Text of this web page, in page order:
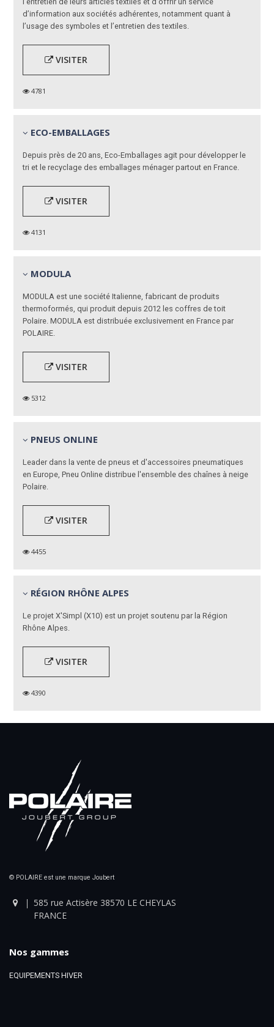
d’information aux sociétés adhérentes, notamment quant à
l’usage des symboles et l’entretien des textiles.
VISITER
4781
ECO-EMBALLAGES
Depuis près de 20 ans, Eco-Emballages agit pour développer le
tri et le recyclage des emballages ménager partout en France.
VISITER
4131
MODULA
MODULA est une société Italienne, fabricant de produits
thermoformés, qui produit depuis 2012 les coffres de toit
Polaire. MODULA est distribuée exclusivement en France par
POLAIRE.
VISITER
5312
PNEUS ONLINE
Leader dans la vente de pneus et d'accessoires pneumatiques
en Europe, Pneu Online distribue l'ensemble des chaînes à neige
Polaire.
VISITER
4455
RÉGION RHÔNE ALPES
Le projet X'Simpl (X10) est un projet soutenu par la Région
Rhône Alpes.
VISITER
4390
© POLAIRE est une marque Joubert
585 rue Actisère 38570 LE CHEYLAS
FRANCE
Nos gammes
EQUIPEMENTS HIVER